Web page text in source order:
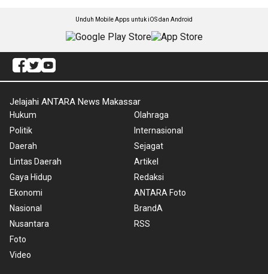
Unduh Mobile Apps untuk iOS dan Android
Jelajahi ANTARA News Makassar
Hukum
Politik
Daerah
Lintas Daerah
Gaya Hidup
Ekonomi
Nasional
Nusantara
Foto
Video
Olahraga
Internasional
Sejagat
Artikel
Redaksi
ANTARA Foto
BrandA
RSS